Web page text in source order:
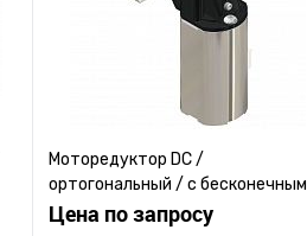
Моторедуктор DC /
ортогональный / с бесконечным
винтом
Цена по запросу